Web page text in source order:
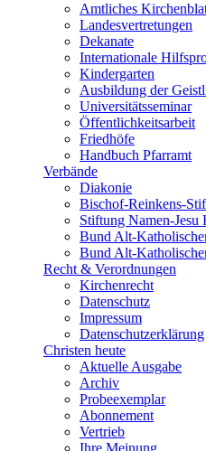
Amtliches
Landesvertretungen
Dekanate
Internationale
Kindergarten
Ausbildung der
Universitätsseminar
Öffentlichkeitsarbeit
Friedhöfe
Handbuch Pfarramt
Verbände
Diakonie
Bischof-Reinkens-
Stiftung Namen-Jesu
Bund Alt-
Bund Alt-
Recht & Verordnungen
Kirchenrecht
Datenschutz
Impressum
Datenschutzerklärung
Christen heute
Aktuelle Ausgabe
Archiv
Probeexemplar
Abonnement
Vertrieb
Ihre Meinung